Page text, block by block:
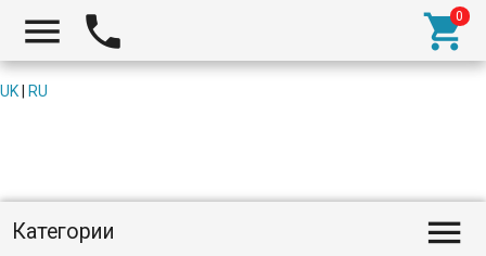
  
UK RU
Категории 